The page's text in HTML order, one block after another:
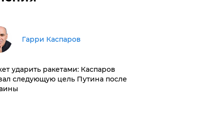
Гарри Каспаров
ударить ракетами: Каспаров
следующую цель Путина после